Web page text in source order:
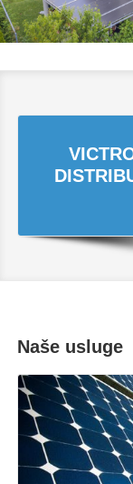
Naše usluge